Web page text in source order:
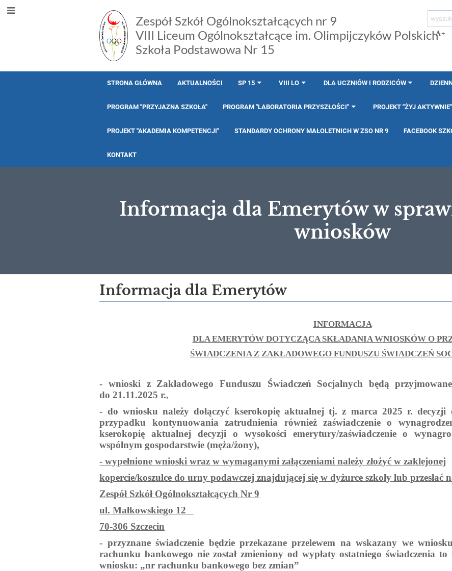
Zespół Szkół Ogólnokształcących nr 9
VIII Liceum Ogólnokształcące im. Olimpijczyków Polskich
Szkoła Podstawowa Nr 15
+
STRONA GŁÓWNA AKTUALNOŚCI SP 15 VIII LO DLA UCZNIÓW I RODZICÓW
PROGRAM "PRZYJAZNA SZKOŁA" PROGRAM "LABORATORIA PRZYSZŁOŚCI" PROJEKT "ŻYJ AKTYWNIE"
PROJEKT "AKADEMIA KOMPETENCJI" STANDARDY OCHRONY MAŁOLETNICH W ZSO NR 9 FACEBOOK
KONTAKT
Informacja dla Emerytów w
wniosków
Informacja
składania
wniosków
Informacja dla Emerytów
INFORMACJA
DLA EMERYTÓW DOTYCZĄCA SKŁADANIA WNIOSKÓW O
ŚWIADCZENIA Z ZAKŁADOWEGO FUNDUSZU ŚWIADCZEŃ
- wnioski z Zakładowego Funduszu Świadczeń Socjalnych będą
do 21.11.2025 r.,
- do wniosku należy dołączyć kserokopię aktualnej tj. z marca 2025 r.
przypadku kontynuowania zatrudnienia również zaświadczenie o
kserokopię aktualnej decyzji o wysokości emerytury/zaświadczenie o
wspólnym gospodarstwie (męża/żony),
- wypełnione wnioski wraz w wymaganymi załączeniami należy złożyć w zaklejonej
kopercie/koszulce do urny podawczej znajdującej się w dyżurce szkoły lub przesłać
Zespół Szkół Ogólnokształcących Nr 9
ul. Małkowskiego 12
70-306 Szczecin
- przyznane świadczenie będzie przekazane przelewem na wskazany we
rachunku bankowego nie został zmieniony od wypłaty ostatniego świadczenia
wniosku: „nr rachunku bankowego bez zmian”